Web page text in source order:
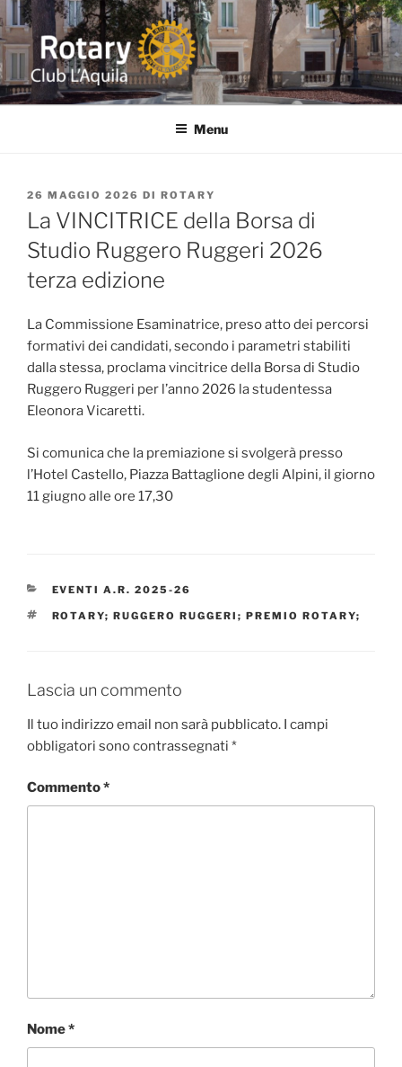
Salta
al
contenuto
ROTARY L'AQUILA
Distretto 2090 ITALIA Abruzzo-Marche-Molise-Umbria
Menu
PUBBLICATO
IL
26 MAGGIO 2026 DI ROTARY
La VINCITRICE della Borsa di
Studio Ruggero Ruggeri 2026
terza edizione
La Commissione Esaminatrice, preso atto dei percorsi
formativi dei candidati, secondo i parametri stabiliti
dalla stessa, proclama vincitrice della Borsa di Studio
Ruggero Ruggeri per l’anno 2026 la studentessa
Eleonora Vicaretti.
Si comunica che la premiazione si svolgerà presso
l’Hotel Castello, Piazza Battaglione degli Alpini, il giorno
11 giugno alle ore 17,30
CATEGORIE
EVENTI A.R. 2025-26
TAG
ROTARY; RUGGERO RUGGERI; PREMIO ROTARY;
Lascia un commento
Il tuo indirizzo email non sarà pubblicato. I campi
obbligatori sono contrassegnati *
Commento*
Nome*